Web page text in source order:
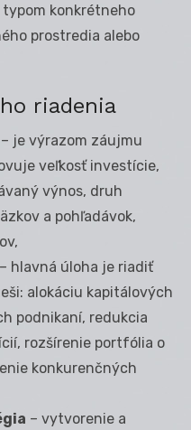
konkrétneho
prostredia alebo
riadenia
– je výrazom záujmu
veľkosť investície,
výnos, druh
a pohľadávok,
– hlavná úloha je riadiť
alokáciu kapitálových
podnikaní, redukcia
rozšírenie portfólia o
konkurenčných
– vytvorenie a